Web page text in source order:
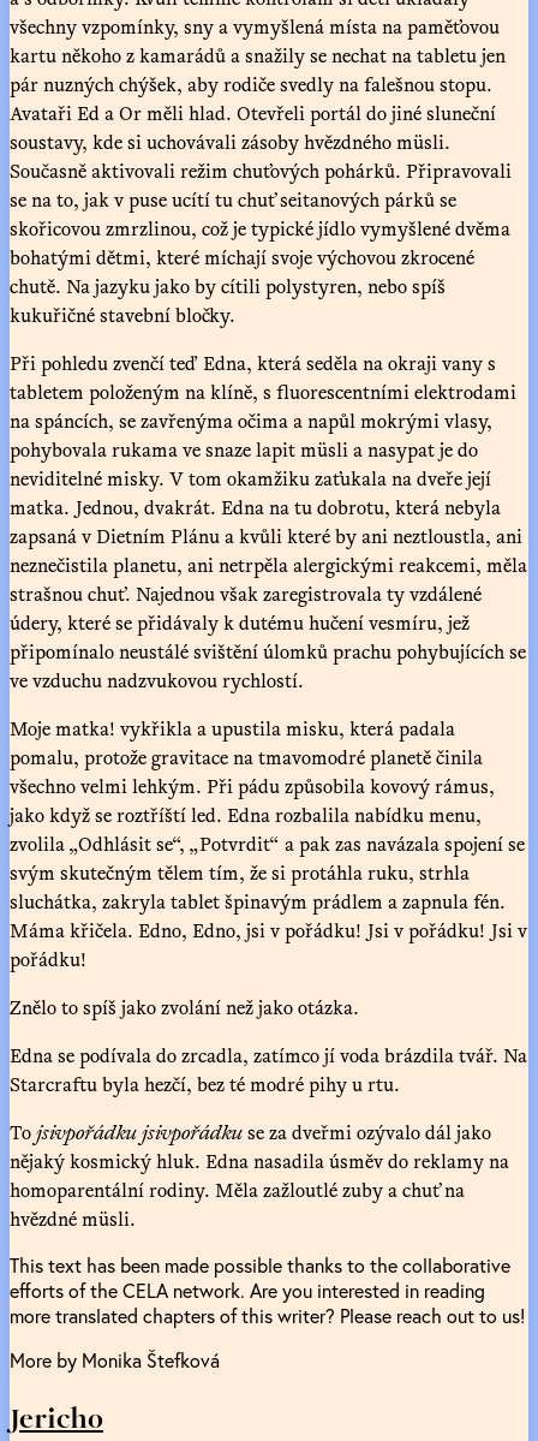
všechny vzpomínky, sny a vymyšlená místa na paměťovou
kartu někoho z kamarádů a snažily se nechat na tabletu jen
pár nuzných chýšek, aby rodiče svedly na falešnou stopu.
Avataři Ed a Or měli hlad. Otevřeli portál do jiné sluneční
soustavy, kde si uchovávali zásoby hvězdného müsli.
Současně aktivovali režim chuťových pohárků. Připravovali
se na to, jak v puse ucítí tu chuť seitanových párků se
skořicovou zmrzlinou, což je typické jídlo vymyšlené dvěma
bohatými dětmi, které míchají svoje výchovou zkrocené
chutě. Na jazyku jako by cítili polystyren, nebo spíš
kukuřičné stavební bločky.
Při pohledu zvenčí teď Edna, která seděla na okraji vany s
tabletem položeným na klíně, s fluorescentními elektrodami
na spáncích, se zavřenýma očima a napůl mokrými vlasy,
pohybovala rukama ve snaze lapit müsli a nasypat je do
neviditelné misky. V tom okamžiku zaťukala na dveře její
matka. Jednou, dvakrát. Edna na tu dobrotu, která nebyla
zapsaná v Dietním Plánu a kvůli které by ani neztloustla, ani
neznečistila planetu, ani netrpěla alergickými reakcemi, měla
strašnou chuť. Najednou však zaregistrovala ty vzdálené
údery, které se přidávaly k dutému hučení vesmíru, jež
připomínalo neustálé svištění úlomků prachu pohybujících se
ve vzduchu nadzvukovou rychlostí.
Moje matka! vykřikla a upustila misku, která padala
pomalu, protože gravitace na tmavomodré planetě činila
všechno velmi lehkým. Při pádu způsobila kovový rámus,
jako když se roztříští led. Edna rozbalila nabídku menu,
zvolila „Odhlásit se“, „Potvrdit“ a pak zas navázala spojení se
svým skutečným tělem tím, že si protáhla ruku, strhla
sluchátka, zakryla tablet špinavým prádlem a zapnula fén.
Máma křičela. Edno, Edno, jsi v pořádku! Jsi v pořádku! Jsi v
pořádku!
Znělo to spíš jako zvolání než jako otázka.
Edna se podívala do zrcadla, zatímco jí voda brázdila tvář. Na
Starcraftu byla hezčí, bez té modré pihy u rtu.
Tojsivpořádku jsivpořádkuse za dveřmi ozývalo dál jako
nějaký kosmický hluk. Edna nasadila úsměv do reklamy na
homoparentální rodiny. Měla zažloutlé zuby a chuť na
hvězdné müsli.
This text has been made possible thanks to the collaborative
efforts of the CELA network. Are you interested in reading
more translated chapters of this writer? Please reach out to us!
More by Monika Štefková
Jericho